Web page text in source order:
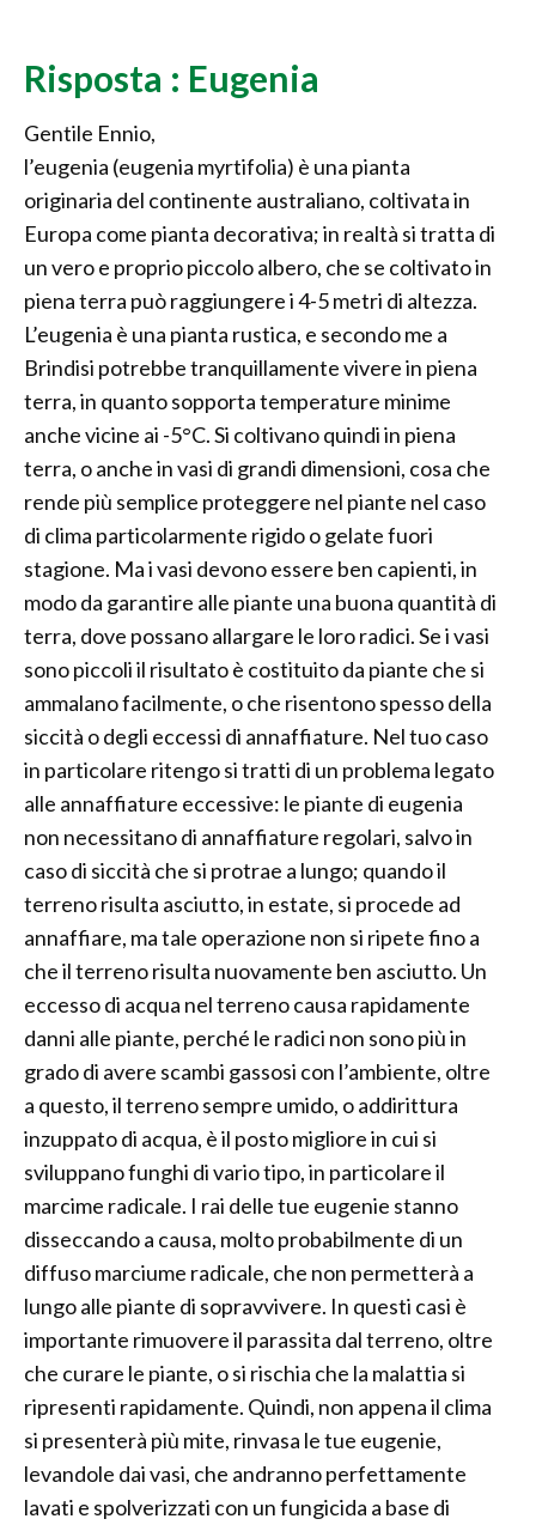
Risposta : Eugenia
Gentile Ennio,
l’eugenia (eugenia myrtifolia) è una pianta
originaria del continente australiano, coltivata in
Europa come pianta decorativa; in realtà si tratta di
un vero e proprio piccolo albero, che se coltivato in
piena terra può raggiungere i 4-5 metri di altezza.
L’eugenia è una pianta rustica, e secondo me a
Brindisi potrebbe tranquillamente vivere in piena
terra, in quanto sopporta temperature minime
anche vicine ai -5°C. Si coltivano quindi in piena
terra, o anche in vasi di grandi dimensioni, cosa che
rende più semplice proteggere nel piante nel caso
di clima particolarmente rigido o gelate fuori
stagione. Ma i vasi devono essere ben capienti, in
modo da garantire alle piante una buona quantità di
terra, dove possano allargare le loro radici. Se i vasi
sono piccoli il risultato è costituito da piante che si
ammalano facilmente, o che risentono spesso della
siccità o degli eccessi di annaffiature. Nel tuo caso
in particolare ritengo si tratti di un problema legato
alle annaffiature eccessive: le piante di eugenia
non necessitano di annaffiature regolari, salvo in
caso di siccità che si protrae a lungo; quando il
terreno risulta asciutto, in estate, si procede ad
annaffiare, ma tale operazione non si ripete fino a
che il terreno risulta nuovamente ben asciutto. Un
eccesso di acqua nel terreno causa rapidamente
danni alle piante, perché le radici non sono più in
grado di avere scambi gassosi con l’ambiente, oltre
a questo, il terreno sempre umido, o addirittura
inzuppato di acqua, è il posto migliore in cui si
sviluppano funghi di vario tipo, in particolare il
marcime radicale. I rai delle tue eugenie stanno
disseccando a causa, molto probabilmente di un
diffuso marciume radicale, che non permetterà a
lungo alle piante di sopravvivere. In questi casi è
importante rimuovere il parassita dal terreno, oltre
che curare le piante, o si rischia che la malattia si
ripresenti rapidamente. Quindi, non appena il clima
si presenterà più mite, rinvasa le tue eugenie,
levandole dai vasi, che andranno perfettamente
lavati e spolverizzati con un fungicida a base di